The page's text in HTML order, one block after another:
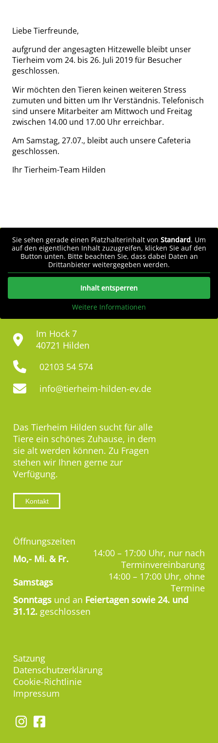
Liebe Tierfreunde,
aufgrund der angesagten Hitzewelle bleibt unser
Tierheim vom 24. bis 26. Juli 2019 für Besucher
geschlossen.
Wir möchten den Tieren keinen weiteren Stress
zumuten und bitten um Ihr Verständnis. Telefonisch
sind unsere Mitarbeiter am Mittwoch und Freitag
zwischen 14.00 und 17.00 Uhr erreichbar.
Am Samstag, 27.07., bleibt auch unsere Cafeteria
geschlossen.
Ihr Tierheim-Team Hilden
Sie sehen gerade einen Platzhalterinhalt von Standard. Um
auf den eigentlichen Inhalt zuzugreifen, klicken Sie auf den
Button unten. Bitte beachten Sie, dass dabei Daten an
Drittanbieter weitergegeben werden.
Inhalt entsperren
Weitere Informationen
Im Hock 7
40721 Hilden
02103 54 574
info@tierheim-hilden-ev.de
Das Tierheim Hilden sucht für alle
Tiere ein schönes Zuhause, in dem
sie alt werden können. Zu Fragen
stehen wir Ihnen gerne zur
Verfügung.
Kontakt
Öffnungszeiten
Mo,- Mi. & Fr.
14:00 – 17:00 Uhr, nur nach
Terminvereinbarung
Samstags
14:00 – 17:00 Uhr, ohne
Termine
Sonntags und an Feiertagen sowie 24. und
31.12. geschlossen
Satzung
Datenschutzerklärung
Cookie-Richtlinie
Impressum